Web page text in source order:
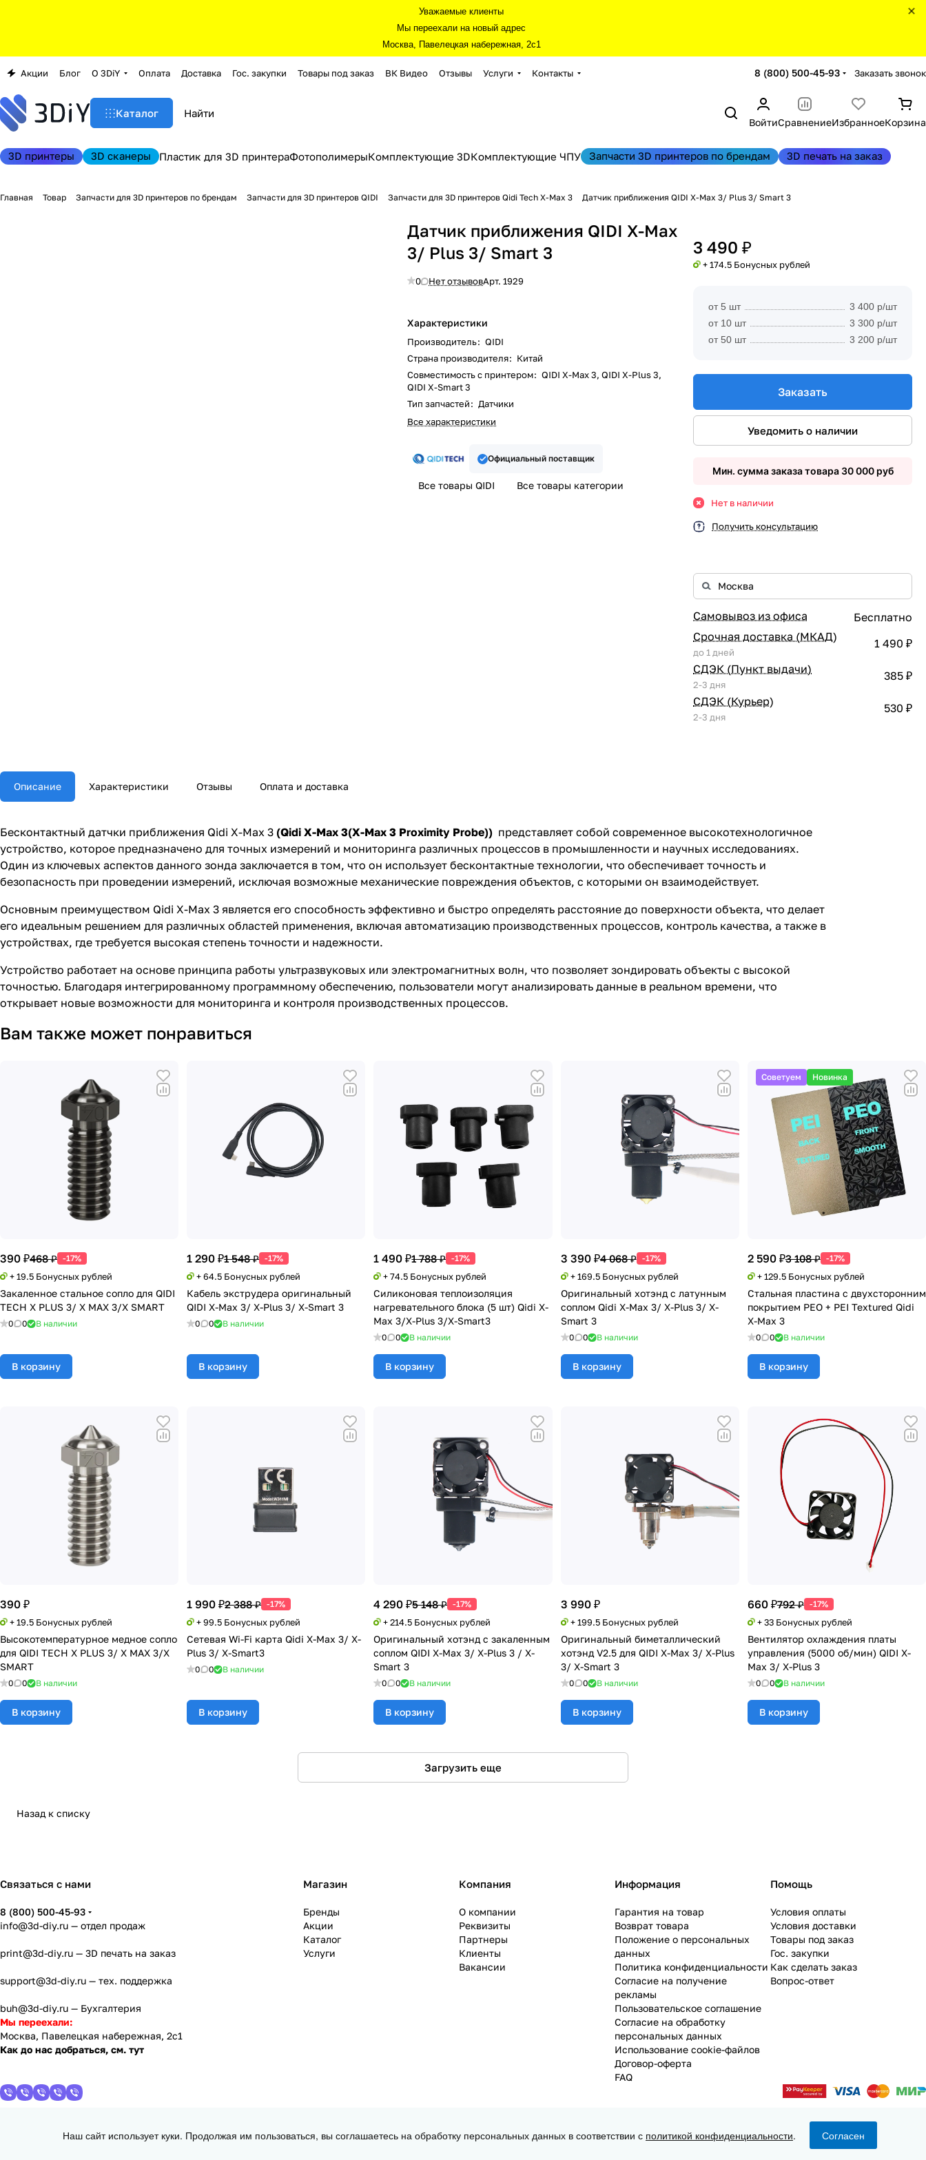
Уважаемые клиенты
Мы переехали на новый адрес
Москва, Павелецкая набережная, 2с1
Акции Блог О 3DiY Оплата Доставка Гос. закупки Товары под заказ ВК Видео Отзывы Услуги Контакты 8 (800) 500-45-93 Заказать звонок
Каталог
ВойтиСравнениеИзбранноеКорзина
3D принтеры 3D сканеры Пластик для 3D принтераФотополимерыКомплектующие 3DКомплектующие ЧПУ Запчасти 3D принтеров по брендам 3D печать на заказ
Главная Товар Запчасти для 3D принтеров по брендам Запчасти для 3D принтеров QIDI Запчасти для 3D принтеров Qidi Tech X-Max 3 Датчик приближения QIDI X-Max 3/ Plus 3/ Smart 3
Датчик приближения QIDI X-Max
3/ Plus 3/ Smart 3
0 Нет отзывовАрт.1929
Характеристики
Производитель: QIDI
Страна производителя: Китай
Совместимость с принтером: QIDI X-Max 3, QIDI X-Plus 3,
QIDI X-Smart 3
Тип запчастей: Датчики
Все характеристики
Официальный поставщик
Все товары QIDI Все товары категории
3 490 ₽
+ 174.5 Бонусных рублей
от 5 шт
3 400 р/шт
от 10 шт
3 300 р/шт
от 50 шт
3 200 р/шт
Заказать
Уведомить о наличии
Мин. сумма заказа товара 30 000 руб
Нет в наличии
Получить консультацию
Самовывоз из офиса
Бесплатно
Срочная доставка (МКАД)
до 1 дней
1 490 ₽
СДЭК (Пункт выдачи)
2-3 дня
385 ₽
СДЭК (Курьер)
2-3 дня
530 ₽
Описание Характеристики Отзывы Оплата и доставка
Бесконтактный датчки приближения Qidi X-Max 3 (Qidi X-Max 3(X-Max 3 Proximity Probe)) представляет собой современное высокотехнологичное
устройство, которое предназначено для точных измерений и мониторинга различных процессов в промышленности и научных исследованиях.
Один из ключевых аспектов данного зонда заключается в том, что он использует бесконтактные технологии, что обеспечивает точность и
безопасность при проведении измерений, исключая возможные механические повреждения объектов, с которыми он взаимодействует.
Основным преимуществом Qidi X-Max 3 является его способность эффективно и быстро определять расстояние до поверхности объекта, что делает
его идеальным решением для различных областей применения, включая автоматизацию производственных процессов, контроль качества, а также в
устройствах, где требуется высокая степень точности и надежности.
Устройство работает на основе принципа работы ультразвуковых или электромагнитных волн, что позволяет зондировать объекты с высокой
точностью. Благодаря интегрированному программному обеспечению, пользователи могут анализировать данные в реальном времени, что
открывает новые возможности для мониторинга и контроля производственных процессов.
Вам также может понравиться
390 ₽468 ₽ -17%
+ 19.5 Бонусных рублей
Закаленное стальное сопло для QIDI
TECH X PLUS 3/ X MAX 3/X SMART
0 0 В наличии
В корзину
1 290 ₽1 548 ₽ -17%
+ 64.5 Бонусных рублей
Кабель экструдера оригинальный
QIDI X-Max 3/ X-Plus 3/ X-Smart 3
0 0 В наличии
В корзину
1 490 ₽1 788 ₽ -17%
+ 74.5 Бонусных рублей
Силиконовая теплоизоляция
нагревательного блока (5 шт) Qidi X-
Max 3/X-Plus 3/X-Smart3
0 0 В наличии
В корзину
3 390 ₽4 068 ₽ -17%
+ 169.5 Бонусных рублей
Оригинальный хотэнд с латунным
соплом Qidi X-Max 3/ X-Plus 3/ X-
Smart 3
0 0 В наличии
В корзину
Советуем Новинка
2 590 ₽3 108 ₽ -17%
+ 129.5 Бонусных рублей
Стальная пластина с двухсторонним
покрытием PEO + PEI Textured Qidi
X-Max 3
0 0 В наличии
В корзину
390 ₽
+ 19.5 Бонусных рублей
Высокотемпературное медное сопло
для QIDI TECH X PLUS 3/ X MAX 3/X
SMART
0 0 В наличии
В корзину
1 990 ₽2 388 ₽ -17%
+ 99.5 Бонусных рублей
Сетевая Wi-Fi карта Qidi X-Max 3/ X-
Plus 3/ X-Smart3
0 0 В наличии
В корзину
4 290 ₽5 148 ₽ -17%
+ 214.5 Бонусных рублей
Оригинальный хотэнд с закаленным
соплом QIDI X-Max 3/ X-Plus 3 / X-
Smart 3
0 0 В наличии
В корзину
3 990 ₽
+ 199.5 Бонусных рублей
Оригинальный биметаллический
хотэнд V2.5 для QIDI X-Max 3/ X-Plus
3/ X-Smart 3
0 0 В наличии
В корзину
660 ₽792 ₽ -17%
+ 33 Бонусных рублей
Вентилятор охлаждения платы
управления (5000 об/мин) QIDI X-
Max 3/ X-Plus 3
0 0 В наличии
В корзину
Загрузить еще
Назад к списку
Связаться с нами
8 (800) 500-45-93
info@3d-diy.ru — отдел продаж
print@3d-diy.ru — 3D печать на заказ
support@3d-diy.ru — тех. поддержка
buh@3d-diy.ru — Бухгалтерия
Мы переехали:
Москва, Павелецкая набережная, 2с1
Как до нас добраться, см. тут
Магазин
Бренды
Акции
Каталог
Услуги
Компания
О компании
Реквизиты
Партнеры
Клиенты
Вакансии
Информация
Гарантия на товар
Возврат товара
Положение о персональных
данных
Политика конфиденциальности
Согласие на получение
рекламы
Пользовательское соглашение
Согласие на обработку
персональных данных
Использование cookie-файлов
Договор-оферта
FAQ
Помощь
Условия оплаты
Условия доставки
Товары под заказ
Гос. закупки
Как сделать заказ
Вопрос-ответ
2013 - 2026 © 3DiY (Тридиай) - интернет-магазин комплектующих для 3D принтеров, ЧПУ станков и робототехники Конфиденциальность
Наш сайт использует куки. Продолжая им пользоваться, вы соглашаетесь на обработку персональных данных в соответствии с политикой конфиденциальности. Согласен